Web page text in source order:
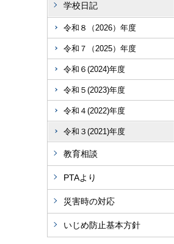
学校日記
令和８（2026）年度
令和７（2025）年度
令和６(2024)年度
令和５(2023)年度
令和４(2022)年度
令和３(2021)年度
教育相談
PTAより
災害時の対応
いじめ防止基本方針